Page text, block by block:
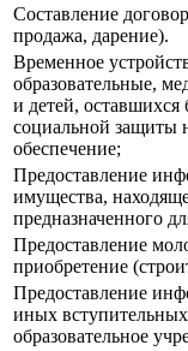
Составление
продажа, дарение).
Временное
образовательные,
и детей, оставшихся
социальной защиты
обеспечение;
Предоставление
имущества,
предназначенного
Предоставление
приобретение
Предоставление
иных
образовательное